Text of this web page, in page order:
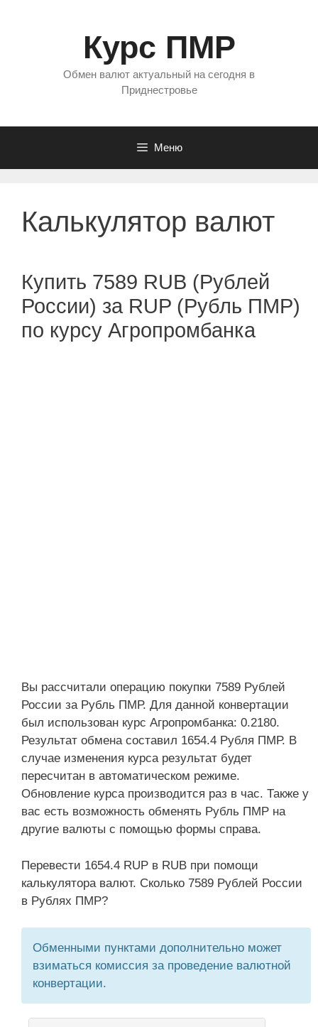
Курс ПМР
Обмен валют актуальный на сегодня в
Приднестровье
Меню
Калькулятор валют
Купить 7589 RUB (Рублей
России) за RUP (Рубль ПМР)
по курсу Агропромбанка
Вы рассчитали операцию покупки 7589 Рублей
России за Рубль ПМР. Для данной конвертации
был использован курс Агропромбанка: 0.2180.
Результат обмена составил 1654.4 Рубля ПМР. В
случае изменения курса результат будет
пересчитан в автоматическом режиме.
Обновление курса производится раз в час. Также у
вас есть возможность обменять Рубль ПМР на
другие валюты с помощью формы справа.
Перевести 1654.4 RUP в RUB при помощи
калькулятора валют. Сколько 7589 Рублей России
в Рублях ПМР?
Обменными пунктами дополнительно может
взиматься комиссия за проведение валютной
конвертации.